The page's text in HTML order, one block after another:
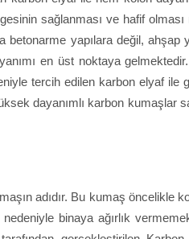
sağlanması ve hafif
betonarme yapılara değil,
en üst noktaya
tercih edilen karbon elyaf
dayanımlı karbon kumaşlar
adıdır. Bu kumaş öncelikle
binaya ağırlık